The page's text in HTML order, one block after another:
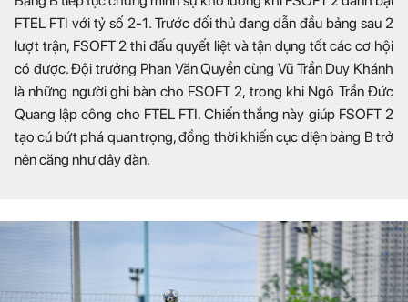
FTEL FTI với tỷ số 2-1. Trước đối thủ đang dẫn đầu bảng sau 2
lượt trận, FSOFT 2 thi đấu quyết liệt và tận dụng tốt các cơ hội
có được. Đội trưởng Phan Văn Quyền cùng Vũ Trần Duy Khánh
là những người ghi bàn cho FSOFT 2, trong khi Ngô Trần Đức
Quang lập công cho FTEL FTI. Chiến thắng này giúp FSOFT 2
tạo cú bứt phá quan trọng, đồng thời khiến cục diện bảng B trở
nên căng như dây đàn.